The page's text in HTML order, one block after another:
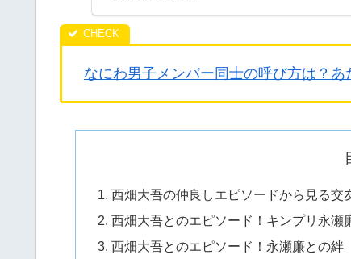
なにわ男子メンバー同士の呼び方は？あ
西畑大吾の仲良しエピソードから見る交
西畑大吾とのエピソード！キンプリ永瀬
西畑大吾とのエピソード！永瀬廉との絆